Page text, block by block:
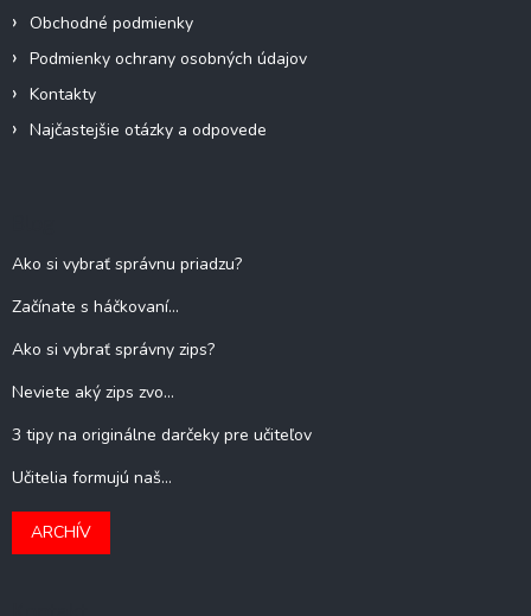
Obchodné podmienky
Podmienky ochrany osobných údajov
Kontakty
Najčastejšie otázky a odpovede
Ako si vybrať správnu priadzu?
Začínate s háčkovaní...
Ako si vybrať správny zips?
Neviete aký zips zvo...
3 tipy na originálne darčeky pre učiteľov
Učitelia formujú naš...
ARCHÍV